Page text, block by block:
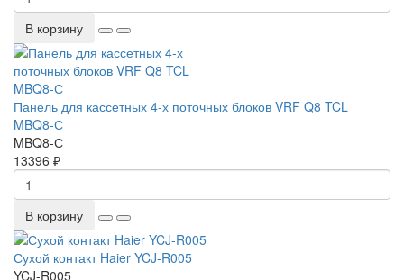
В корзину
Панель для кассетных 4-х поточных блоков VRF Q8 TCL
MBQ8-С
MBQ8-С
13396 ₽
В корзину
Сухой контакт Haier YCJ-R005
YCJ-R005